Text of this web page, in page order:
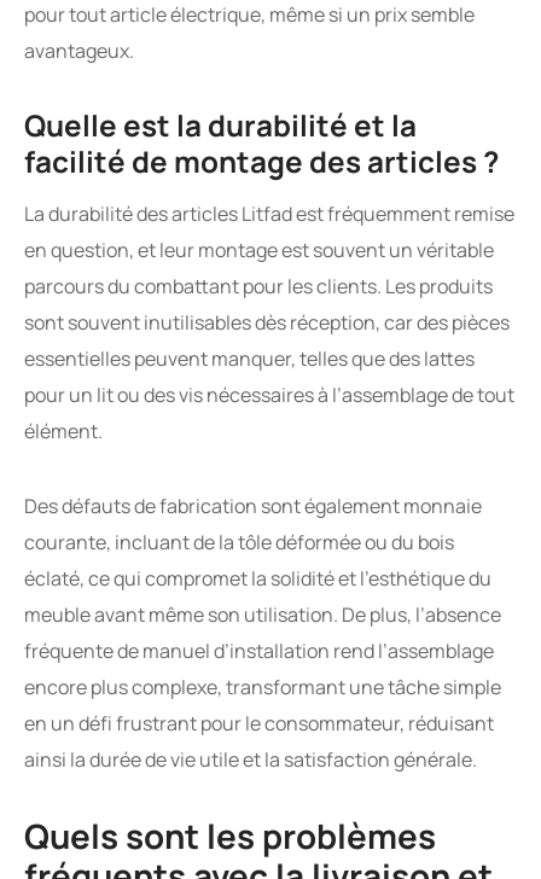
pour tout article électrique, même si un prix semble
avantageux.
Quelle est la durabilité et la
facilité de montage des articles ?
La durabilité des articles Litfad est fréquemment remise
en question, et leur montage est souvent un véritable
parcours du combattant pour les clients. Les produits
sont souvent inutilisables dès réception, car des pièces
essentielles peuvent manquer, telles que des lattes
pour un lit ou des vis nécessaires à l’assemblage de tout
élément.
Des défauts de fabrication sont également monnaie
courante, incluant de la tôle déformée ou du bois
éclaté, ce qui compromet la solidité et l’esthétique du
meuble avant même son utilisation. De plus, l’absence
fréquente de manuel d’installation rend l’assemblage
encore plus complexe, transformant une tâche simple
en un défi frustrant pour le consommateur, réduisant
ainsi la durée de vie utile et la satisfaction générale.
Quels sont les problèmes